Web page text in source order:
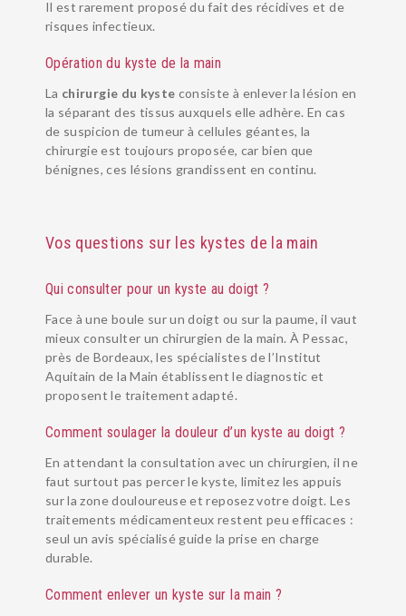
INSTITUT
RÉÉDUCATION ET ORTHÈSE
SUIVI POST-OPÉRATOIRE
ANESTHÉSIE
BLOG SANTÉ
Il est rarement proposé du fait des récidives et de
risques infectieux.
Opération du kyste de la main
La chirurgie du kyste consiste à enlever la lésion en
la séparant des tissus auxquels elle adhère. En cas
de suspicion de tumeur à cellules géantes, la
chirurgie est toujours proposée, car bien que
bénignes, ces lésions grandissent en continu.
Vos questions sur les kystes de la main
Qui consulter pour un kyste au doigt ?
Face à une boule sur un doigt ou sur la paume, il vaut
mieux consulter un chirurgien de la main. À Pessac,
près de Bordeaux, les spécialistes de l’Institut
Aquitain de la Main établissent le diagnostic et
proposent le traitement adapté.
Comment soulager la douleur d’un kyste au doigt ?
En attendant la consultation avec un chirurgien, il ne
faut surtout pas percer le kyste, limitez les appuis
sur la zone douloureuse et reposez votre doigt. Les
traitements médicamenteux restent peu efficaces :
seul un avis spécialisé guide la prise en charge
durable.
Comment enlever un kyste sur la main ?